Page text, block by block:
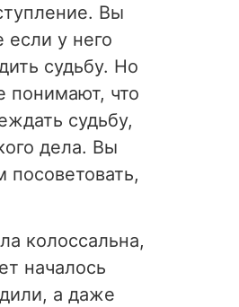
Вы
у него
судьбу. Но
понимают, что
судьбу,
дела. Вы
посоветовать,
колоссальна,
началось
а даже